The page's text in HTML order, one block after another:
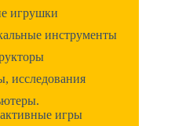
игрушки
инструменты
исследования
игры